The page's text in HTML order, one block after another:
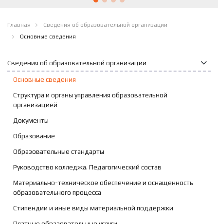
Главная
Сведения об образовательной организации
Основные сведения
Сведения об образовательной организации
Основные сведения
Структура и органы управления образовательной
организацией
Документы
Образование
Образовательные стандарты
Руководство колледжа. Педагогический состав
Материально-техническое обеспечение и оснащенность
образовательного процесса
Стипендии и иные виды материальной поддержки